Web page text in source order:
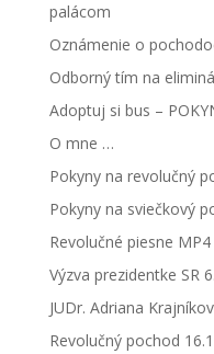
palácom
Oznámenie o
Odborný tím na
Adoptuj si bus –
O mne …
Pokyny na revolučný
Pokyny na sviečkový
Revolučné piesne MP4
Výzva prezidentke SR
JUDr. Adriana
Revolučný pochod